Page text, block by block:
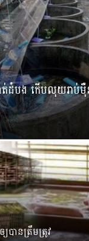
ត់ដំបង កើបលុយរាប់ម៉ឺ
បានត្រឹមត្រូវ